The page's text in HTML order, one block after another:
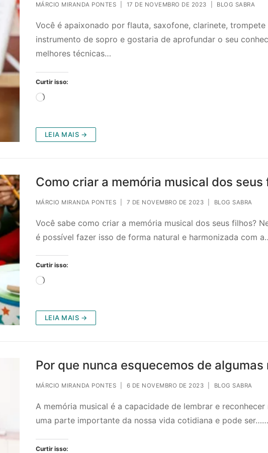
MÁRCIO MIRANDA PONTES 17 DE NOVEMBRO DE 2023 BLOG SABRA
Você é apaixonado por flauta, saxofone, clarinete,
instrumento de sopro e gostaria de aprofundar o seu
melhores técnicas…
Curtir isso:
Carregando...
LEIA MAIS →
Como criar a memória musical dos seus
MÁRCIO MIRANDA PONTES 7 DE NOVEMBRO DE 2023 BLOG SABRA
Você sabe como criar a memória musical dos seus filhos?
é possível fazer isso de forma natural e harmonizada com
Curtir isso:
Carregando...
LEIA MAIS →
Por que nunca esquecemos de algumas
MÁRCIO MIRANDA PONTES 6 DE NOVEMBRO DE 2023 BLOG SABRA
A memória musical é a capacidade de lembrar e reconhecer
uma parte importante da nossa vida cotidiana e pode ser……
Curtir isso: